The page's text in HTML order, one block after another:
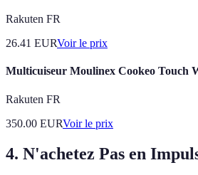
Rakuten FR
26.41 EURVoir le prix
Multicuiseur Moulinex Cookeo Touch
Rakuten FR
350.00 EURVoir le prix
4. N'achetez Pas en